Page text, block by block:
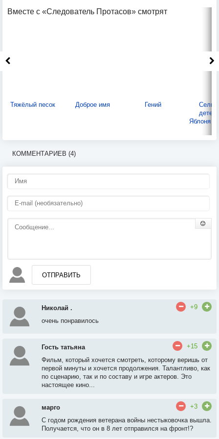
Вместе с «Следователь Протасов» смотрят
Тяжёлый песок Доброе имя Гений
Яблоня
КОММЕНТАРИЕВ (4)
ОТПРАВИТЬ
Николай .
+9
очень понравилось
Гость татьяна
+15
Фильм, который хочется смотреть, которому веришь от
первой минуты и хочется продолжения. Талантливо, как
по сценарию, так и по составу и игре актеров. Это
настоящее кино...
марго
+3
С годом рождения ветерана войны нестыковочка вышла.
Получается, что он в 8 лет отправился на фронт!?